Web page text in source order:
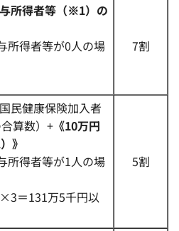
所得者等（※1）の
所得者等が0人の場
7割
民健康保険加入者
算数）+ 《10万円
》
所得者等が1人の場
＝131万5千円以
5割